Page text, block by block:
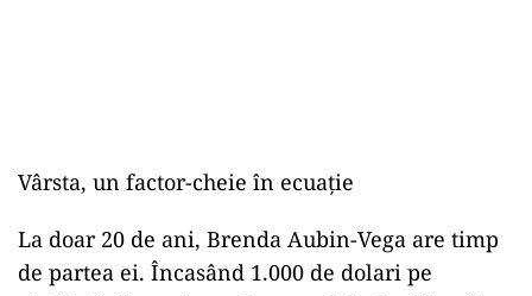
Vârsta, un factor-cheie în ecuație
La doar 20 de ani, Brenda Aubin-Vega are timp
de partea ei. Încasând 1.000 de dolari pe